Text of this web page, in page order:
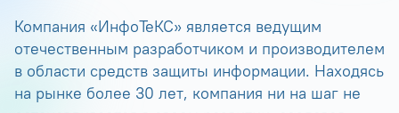
Компания «ИнфоТеКС» является ведущим
отечественным разработчиком и производителем
в области средств защиты информации. Находясь
на рынке более 30 лет, компания ни на шаг не